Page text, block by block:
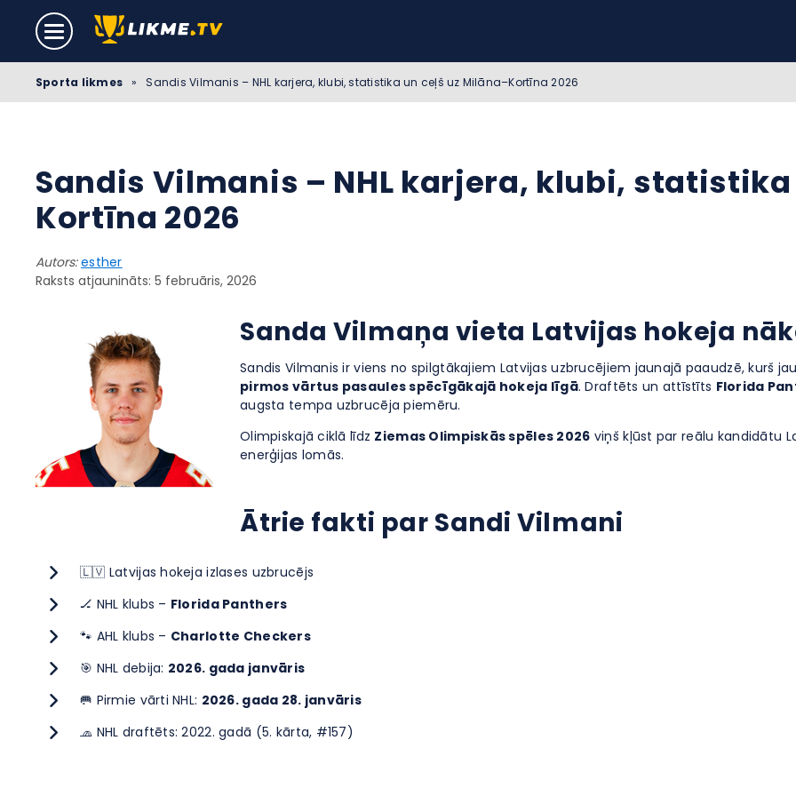
Sporta likmes » Sandis Vilmanis – NHL karjera, klubi, statistika un ceļš uz Milāna–Kortīna 2026
Sandis Vilmanis – NHL karjera, klubi,
Kortīna 2026
Autors:esther
Raksts atjaunināts: 5 februāris, 2026
Sanda Vilmaņa vieta Latvijas hokeja
Sandis Vilmanis ir viens no spilgtākajiem Latvijas uzbrucējiem jaunajā paaudzē, kurš jau
pirmos vārtus pasaules spēcīgākajā hokeja līgā. Draftēts un attīstīts Florida
augsta tempa uzbrucēja piemēru.
Olimpiskajā ciklā līdz Ziemas Olimpiskās spēles 2026 viņš kļūst par reālu kandidātu
enerģijas lomās.
Ātrie fakti par Sandi Vilmani
🇱🇻 Latvijas hokeja izlases uzbrucējs
🏒 NHL klubs – Florida Panthers
🐾 AHL klubs – Charlotte Checkers
🎯 NHL debija: 2026. gada janvāris
🥅 Pirmie vārti NHL: 2026. gada 28. janvāris
🧢 NHL draftēts: 2022. gadā (5. kārta, #157)